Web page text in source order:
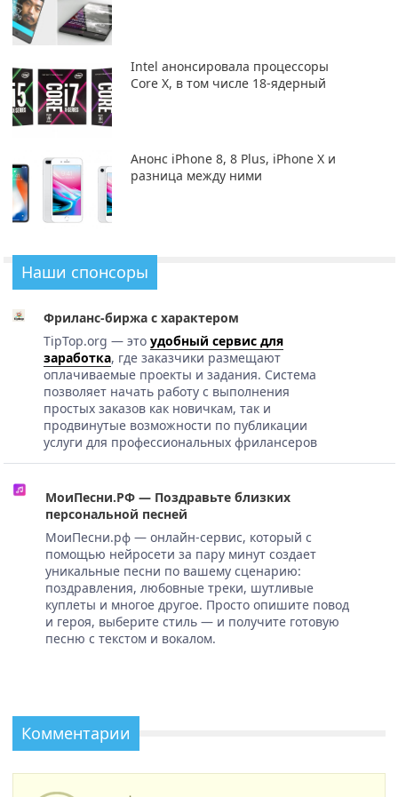
Intel анонсировала процессоры
Core X, в том числе 18-ядерный
Анонс iPhone 8, 8 Plus, iPhone X и
разница между ними
Наши спонсоры
Фриланс-биржа с характером
TipTop.org — это удобный сервис для
заработка, где заказчики размещают
оплачиваемые проекты и задания. Система
позволяет начать работу с выполнения
простых заказов как новичкам, так и
продвинутые возможности по публикации
услуги для профессиональных фрилансеров
МоиПесни.РФ — Поздравьте близких
персональной песней
МоиПесни.рф — онлайн-сервис, который с
помощью нейросети за пару минут создает
уникальные песни по вашему сценарию:
поздравления, любовные треки, шутливые
куплеты и многое другое. Просто опишите повод
и героя, выберите стиль — и получите готовую
песню с текстом и вокалом.
Комментарии